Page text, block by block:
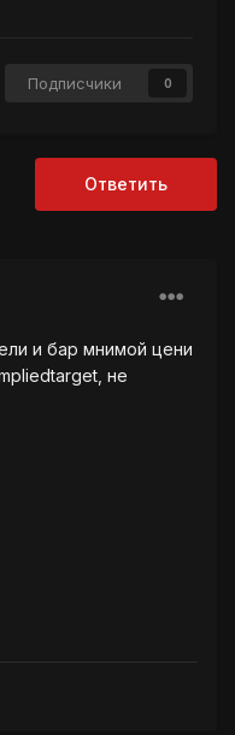
Подписчики 0
Ответить
и бар мнимой цени
не